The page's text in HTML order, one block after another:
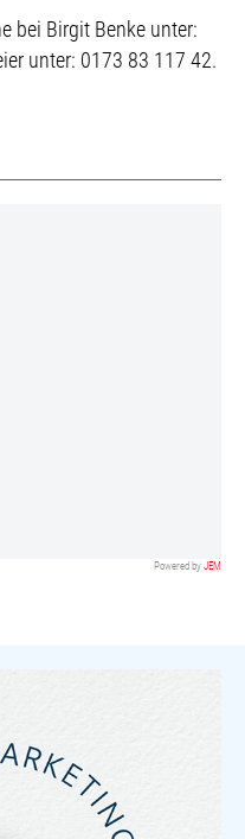
bei Birgit Benke unter:
unter: 0173 83 117 42.
Powered by JEM